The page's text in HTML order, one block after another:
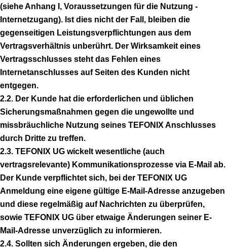
(siehe Anhang I, Voraussetzungen für die Nutzung -
Internetzugang). Ist dies nicht der Fall, bleiben die
gegenseitigen Leistungsverpflichtungen aus dem
Vertragsverhältnis unberührt. Der Wirksamkeit eines
Vertragsschlusses steht das Fehlen eines
Internetanschlusses auf Seiten des Kunden nicht
entgegen.
2.2. Der Kunde hat die erforderlichen und üblichen
Sicherungsmaßnahmen gegen die ungewollte und
missbräuchliche Nutzung seines TEFONIX Anschlusses
durch Dritte zu treffen.
2.3. TEFONIX UG wickelt wesentliche (auch
vertragsrelevante) Kommunikationsprozesse via E-Mail ab.
Der Kunde verpflichtet sich, bei der TEFONIX UG
Anmeldung eine eigene gültige E-Mail-Adresse anzugeben
und diese regelmäßig auf Nachrichten zu überprüfen,
sowie TEFONIX UG über etwaige Änderungen seiner E-
Mail-Adresse unverzüglich zu informieren.
2.4. Sollten sich Änderungen ergeben, die den